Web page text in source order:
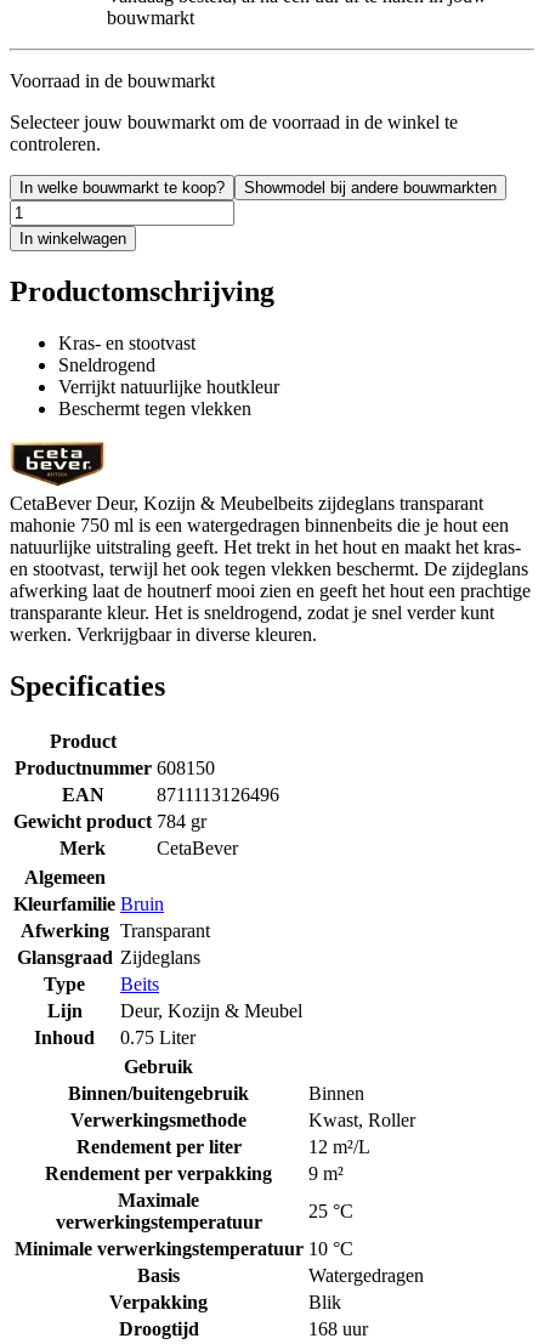
bouwmarkt
Voorraad in de bouwmarkt
Selecteer jouw bouwmarkt om de voorraad in de winkel te
controleren.
In welke bouwmarkt te koop? Showmodel bij andere bouwmarkten
In winkelwagen
Productomschrijving
Kras- en stootvast
Sneldrogend
Verrijkt natuurlijke houtkleur
Beschermt tegen vlekken
CetaBever Deur, Kozijn & Meubelbeits zijdeglans transparant
mahonie 750 ml is een watergedragen binnenbeits die je hout een
natuurlijke uitstraling geeft. Het trekt in het hout en maakt het kras-
en stootvast, terwijl het ook tegen vlekken beschermt. De zijdeglans
afwerking laat de houtnerf mooi zien en geeft het hout een prachtige
transparante kleur. Het is sneldrogend, zodat je snel verder kunt
werken. Verkrijgbaar in diverse kleuren.
Specificaties
Product
Productnummer 608150
EAN
8711113126496
Gewicht product 784 gr
Merk
CetaBever
Algemeen
Kleurfamilie Bruin
Afwerking Transparant
Glansgraad Zijdeglans
Type
Beits
Lijn
Deur, Kozijn & Meubel
Inhoud
0.75 Liter
Gebruik
Binnen/buitengebruik
Binnen
Verwerkingsmethode
Kwast, Roller
Rendement per liter
12 m²/L
Rendement per verpakking
9 m²
Maximale
verwerkingstemperatuur
25 °C
Minimale verwerkingstemperatuur 10 °C
Basis
Watergedragen
Verpakking
Blik
Droogtijd
168 uur